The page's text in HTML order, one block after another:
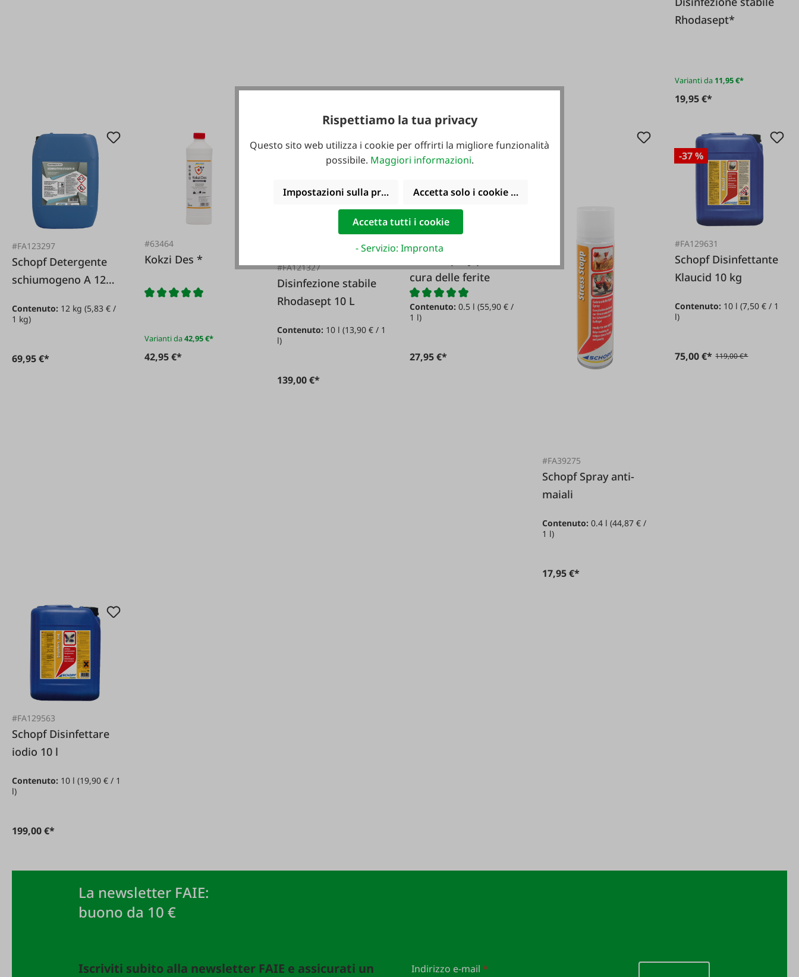
Rhodasept*
Varianti da 11,95 €*
19,95 €*
#FA123297
Schopf Detergente
schiumogeno A 12
Contenuto: 12 kg (5,83 € /
1 kg)
69,95 €*
#63464
Kokzi Des *
Varianti da42,95 €*
42,95 €*
#FA121327
Disinfezione stabile
Rhodasept 10 L
Contenuto: 10 l(13,90 € / 1
l)
139,00 €*
#FA14610
cura delle ferite
Contenuto:0.5 l(55,90 € /
1 l)
27,95 €*
#FA39275
Schopf Spray anti-
maiali
Contenuto:0.4 l(44,87 € /
1 l)
17,95 €*
-37 %
#FA129631
Schopf Disinfettante
Klaucid 10 kg
Contenuto: 10 l(7,50 € / 1
l)
75,00 €* 119,00 €*
#FA129563
Schopf Disinfettare
iodio 10 l
Contenuto: 10 l (19,90 € / 1
l)
199,00 €*
La newsletter FAIE:
buono da 10 €
Iscriviti subito alla newsletter FAIE e assicurati un Indirizzo e-mail *
Rispettiamo la tua privacy
Questo sito web utilizza i cookie per offrirti la migliore funzionalità
possibile. Maggiori informazioni.
Impostazioni sulla privacy Accetta solo i cookie funzionali
Accetta tutti i cookie
- Servizio: Impronta